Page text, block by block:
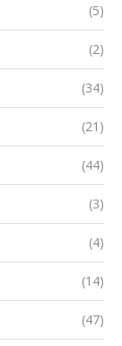
(5)
(2)
(34)
(21)
(44)
(3)
(4)
(14)
(47)